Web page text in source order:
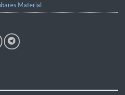
Material